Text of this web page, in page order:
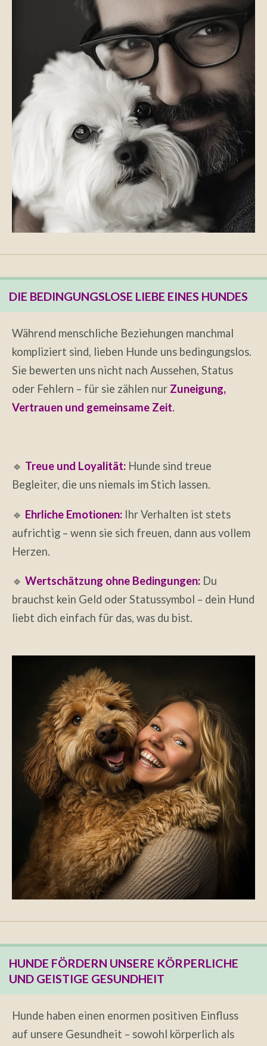
DIE BEDINGUNGSLOSE LIEBE EINES HUNDES
Während menschliche Beziehungen manchmal
kompliziert sind, lieben Hunde uns bedingungslos.
Sie bewerten uns nicht nach Aussehen, Status
oder Fehlern – für sie zählen nur Zuneigung,
Vertrauen und gemeinsame Zeit.
🔹 Treue und Loyalität: Hunde sind treue
Begleiter, die uns niemals im Stich lassen.
🔹 Ehrliche Emotionen: Ihr Verhalten ist stets
aufrichtig – wenn sie sich freuen, dann aus vollem
Herzen.
🔹 Wertschätzung ohne Bedingungen: Du
brauchst kein Geld oder Statussymbol – dein Hund
liebt dich einfach für das, was du bist.
HUNDE FÖRDERN UNSERE KÖRPERLICHE
UND GEISTIGE GESUNDHEIT
Hunde haben einen enormen positiven Einfluss
auf unsere Gesundheit – sowohl körperlich als